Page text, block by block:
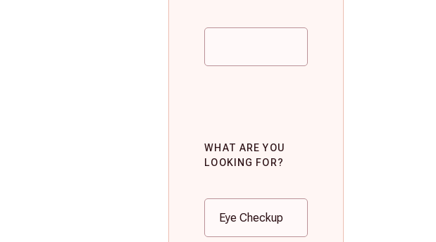
WHAT ARE YOU
LOOKING FOR?